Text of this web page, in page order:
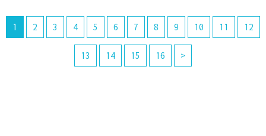
1 2 3 4 5 6 7 8 9 10 11 12
13 14 15 16 >